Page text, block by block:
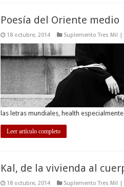
Poesía del Oriente medio
18 octubre, 2014 Suplemento Tres Mil |
las letras mundiales, health
Leer artículo completo
Kal, de la vivienda al
18 octubre, 2014 Suplemento Tres Mil |